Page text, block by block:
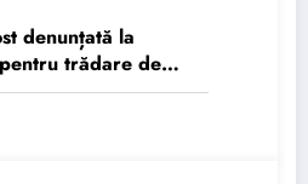
denunțată la
trădare de
unei…”